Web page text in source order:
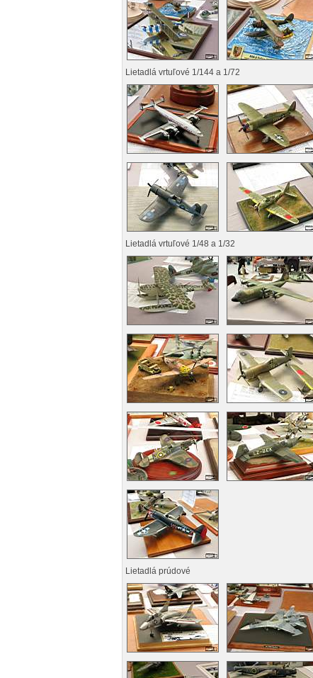
Lietadlá vrtuľové 1/144 a 1/72
Lietadlá vrtuľové 1/48 a 1/32
Lietadlá prúdové